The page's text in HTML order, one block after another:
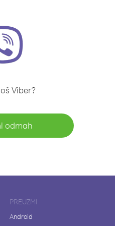
Viber?
odmah
PREUZMI
Android